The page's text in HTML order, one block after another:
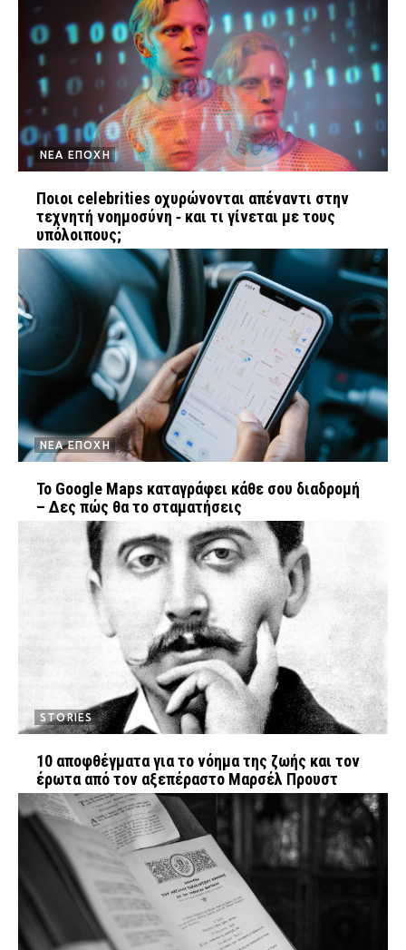
ΝΕΑ ΕΠΟΧΗ
Ποιοι celebrities οχυρώνονται απέναντι στην
τεχνητή νοημοσύνη ‑ και τι γίνεται με τους
υπόλοιπους;
ΝΕΑ ΕΠΟΧΗ
Το Google Maps καταγράφει κάθε σου διαδρομή
– Δες πώς θα το σταματήσεις
STORIES
10 αποφθέγματα για το νόημα της ζωής και τον
έρωτα από τον αξεπέραστο Μαρσέλ Προυστ